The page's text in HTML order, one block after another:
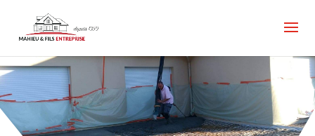
Maçonnerie Veules-les-Roses, maçonnerie Veules-
les-Roses, Maçon Veules-les-Roses, Terrassement
maçonnerie Veules-les-Roses, Dalle béton